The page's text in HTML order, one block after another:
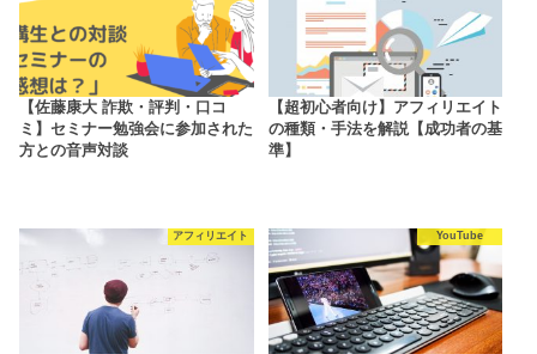
【佐藤康大 詐欺・評判・口コ
ミ】セミナー勉強会に参加された
方との音声対談
【超初心者向け】アフィリエイト
の種類・手法を解説【成功者の基
準】
アフィリエイト YouTube